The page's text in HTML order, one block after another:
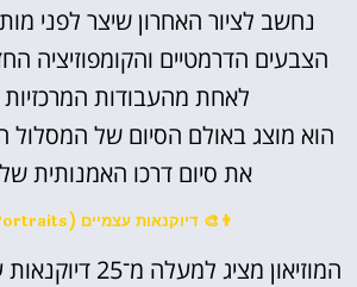
נחשב לציור האחרון שיצר לפני מותו
הצבעים הדרמטיים והקומפוזיציה
לאחת מהעבודות
הוא מוצג באולם הסיום של המסלול
את סיום דרכו האמנותית של
👨‍🎨 דיוקנאות עצמיים (Self Portraits)
המוזיאון מציג